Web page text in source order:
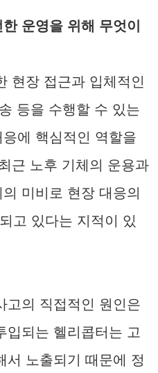
운영을 위해 무엇이
현장 접근과 입체적인
등을 수행할 수 있는
에 핵심적인 역할을
근 노후 기체의 운용과
미비로 현장 대응의
고 있다는 지적이 있
고의 직접적인 원인은
입되는 헬리콥터는 고
서 노출되기 때문에 정